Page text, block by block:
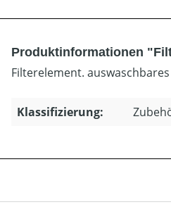
Produktinformationen
Filterelement.
Klassifizierung: